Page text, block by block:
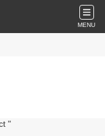
MENU